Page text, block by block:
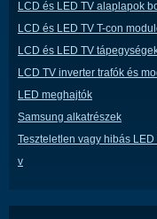
LCD és LED TV alaplapok
LCD és LED TV T-con
LCD és LED TV
LCD TV inverter trafók és
LED meghajtók
Samsung alkatrészek
Teszteletlen vagy hibás
v